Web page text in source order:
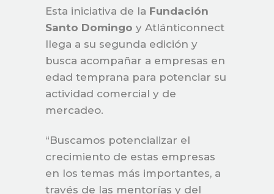
Esta iniciativa de la Fundación
Santo Domingo y Atlánticonnect
llega a su segunda edición y
busca acompañar a empresas en
edad temprana para potenciar su
actividad comercial y de
mercadeo.
“Buscamos potencializar el
crecimiento de estas empresas
en los temas más importantes, a
través de las mentorías y del